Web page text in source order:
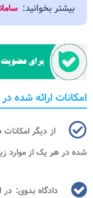
بیشتر بخوانید:
امکانات ارائه شده
از دیگر امکانات
شده در هر یک از موارد
دادگاه بدوی: